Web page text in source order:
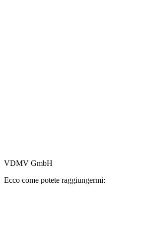
VDMV GmbH
Ecco come potete raggiungermi: